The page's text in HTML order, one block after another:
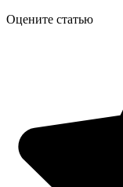
Оцените статью